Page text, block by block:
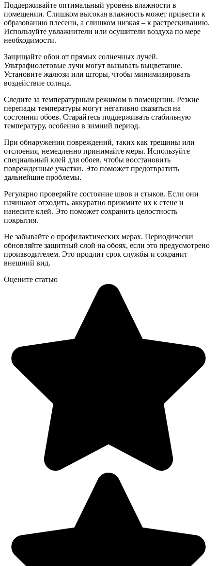
Поддерживайте оптимальный уровень влажности в
помещении. Слишком высокая влажность может привести к
образованию плесени, а слишком низкая – к растрескиванию.
Используйте увлажнители или осушители воздуха по мере
необходимости.
Защищайте обои от прямых солнечных лучей.
Ультрафиолетовые лучи могут вызывать выцветание.
Установите жалюзи или шторы, чтобы минимизировать
воздействие солнца.
Следите за температурным режимом в помещении. Резкие
перепады температуры могут негативно сказаться на
состоянии обоев. Старайтесь поддерживать стабильную
температуру, особенно в зимний период.
При обнаружении повреждений, таких как трещины или
отслоения, немедленно принимайте меры. Используйте
специальный клей для обоев, чтобы восстановить
поврежденные участки. Это поможет предотвратить
дальнейшие проблемы.
Регулярно проверяйте состояние швов и стыков. Если они
начинают отходить, аккуратно прижмите их к стене и
нанесите клей. Это поможет сохранить целостность
покрытия.
Не забывайте о профилактических мерах. Периодически
обновляйте защитный слой на обоях, если это предусмотрено
производителем. Это продлит срок службы и сохранит
внешний вид.
Оцените статью